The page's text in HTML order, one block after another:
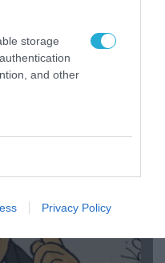
storage
and other
Privacy Policy
στην
χώρους